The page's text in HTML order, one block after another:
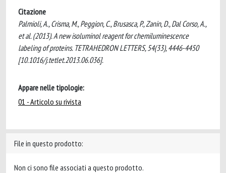
Citazione
Palmioli, A., Crisma, M., Peggion, C., Brusasca, P., Zanin, D., Dal Corso, A.,
et al. (2013). A new isoluminol reagent for chemiluminescence
labeling of proteins. TETRAHEDRON LETTERS, 54(33), 4446-4450
[10.1016/j.tetlet.2013.06.036].
Appare nelle tipologie:
01 - Articolo su rivista
File in questo prodotto:
Non ci sono file associati a questo prodotto.